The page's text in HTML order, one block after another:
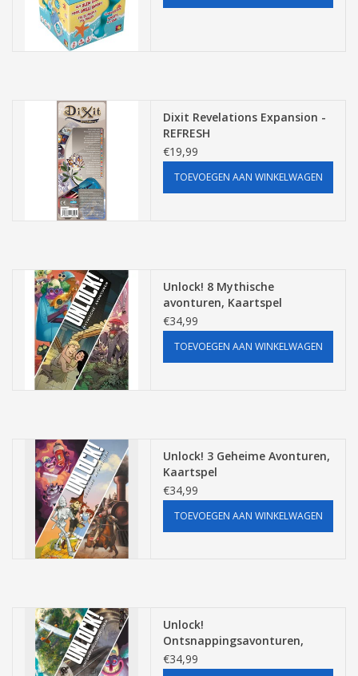
Dixit Revelations Expansion -
REFRESH
€19,99
TOEVOEGEN AAN WINKELWAGEN
Unlock! 8 Mythische
avonturen, Kaartspel
€34,99
TOEVOEGEN AAN WINKELWAGEN
Unlock! 3 Geheime Avonturen,
Kaartspel
€34,99
TOEVOEGEN AAN WINKELWAGEN
Unlock!
Ontsnappingsavonturen,
Kaartspel
€34,99